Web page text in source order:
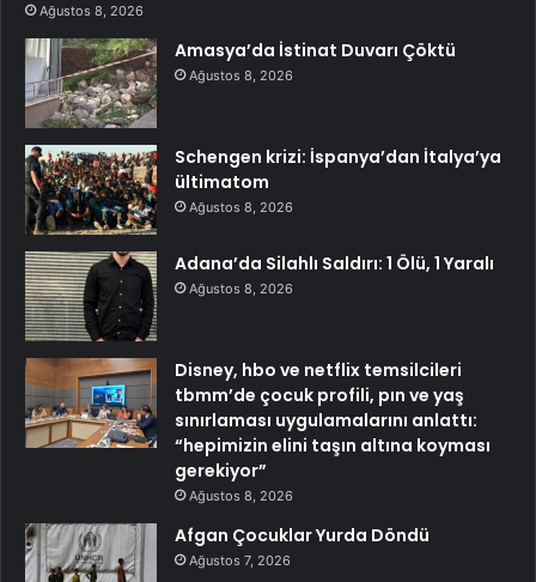
Ağustos 8, 2026
Amasya’da İstinat Duvarı Çöktü
Ağustos 8, 2026
Schengen krizi: İspanya’dan İtalya’ya
ültimatom
Ağustos 8, 2026
Adana’da Silahlı Saldırı: 1 Ölü, 1 Yaralı
Ağustos 8, 2026
Disney, hbo ve netflix temsilcileri
tbmm’de çocuk profili, pın ve yaş
sınırlaması uygulamalarını anlattı:
“hepimizin elini taşın altına koyması
gerekiyor”
Ağustos 8, 2026
Afgan Çocuklar Yurda Döndü
Ağustos 7, 2026